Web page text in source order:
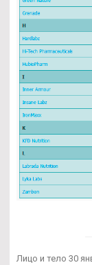
Лицо и тело 30